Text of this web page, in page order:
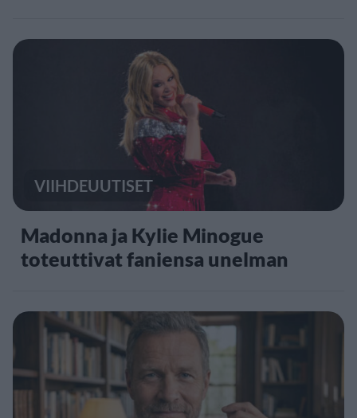
VIIHDEUUTISET
Madonna ja Kylie Minogue
toteuttivat faniensa unelman